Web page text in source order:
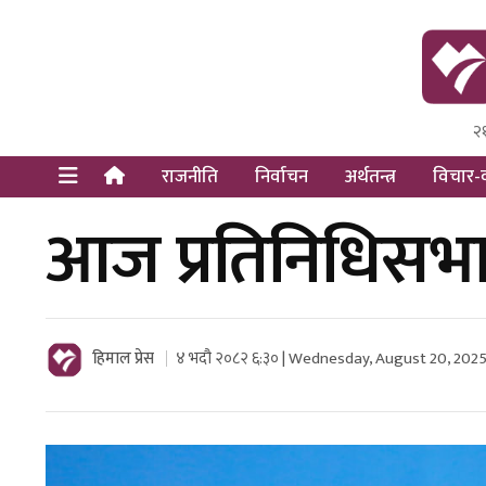
Himal
Dot
राजनीति निर्वाचन अर्थतन्त्र विचार-
आज
हिमाल प्रेस ४ भदौ २०८२ ६:३० | Wednesday, August 20, 2025